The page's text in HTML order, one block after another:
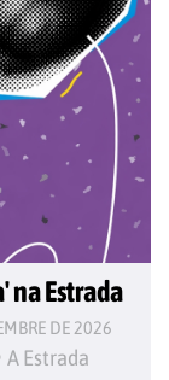
na Estrada
DE 2026
A Estrada